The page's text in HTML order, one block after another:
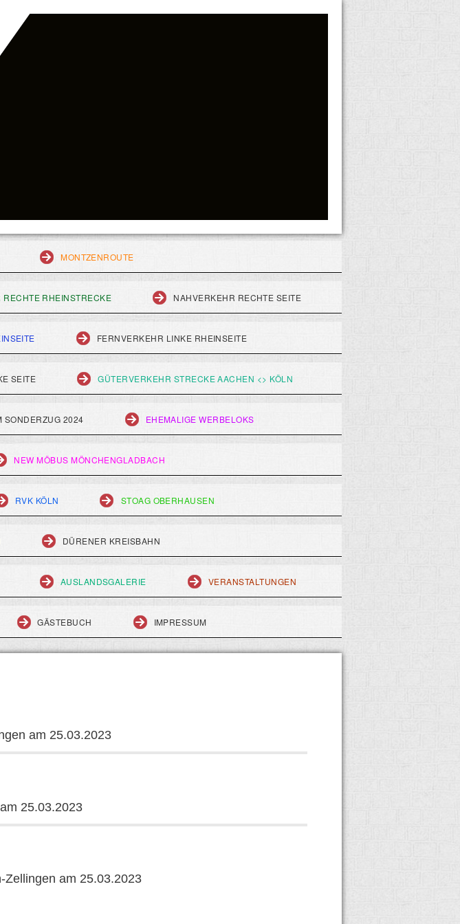
MONTZENROUTE
RECHTE RHEINSTRECKE NAHVERKEHR RECHTE SEITE
FERNVERKEHR LINKE RHEINSEITE
SEITE GÜTERVERKEHR STRECKE AACHEN <> KÖLN
SONDERZUG 2024 EHEMALIGE WERBELOKS
NEW MÖBUS MÖNCHENGLADBACH
RVK KÖLN STOAG OBERHAUSEN
DÜRENER KREISBAHN
AUSLANDSGALERIE VERANSTALTUNGEN
GÄSTEBUCH IMPRESSUM
am 25.03.2023
25.03.2023
Zellingen am 25.03.2023